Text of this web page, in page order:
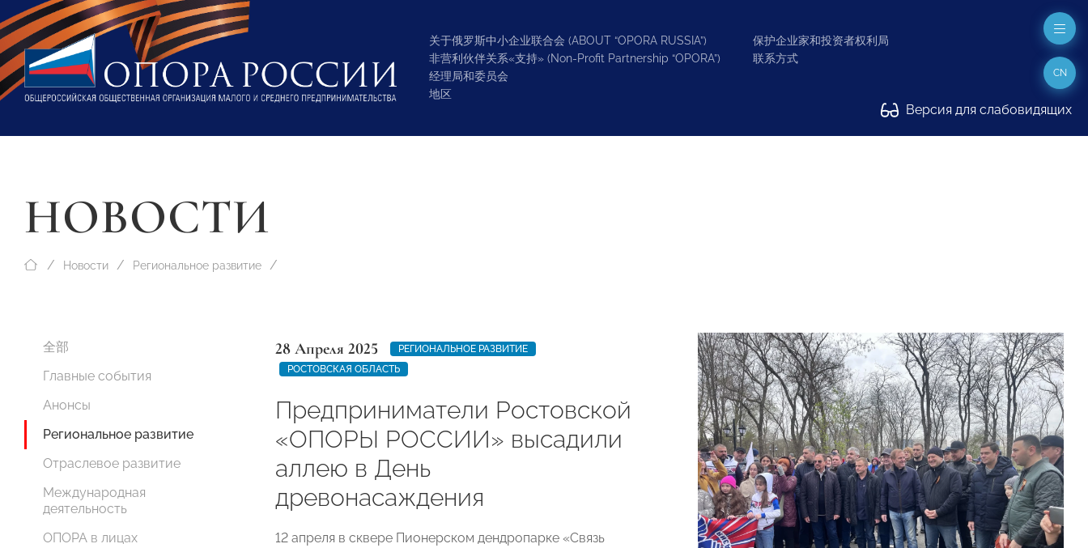
关于俄罗斯中小企业联合会 (ABOUT “OPORA RUSSIA”)
非营利伙伴关系«支持» (Non-Profit Partnership “OPORA”)
经理局和委员会
地区
保护企业家和投资者权利局
联系方式
Версия для слабовидящих
CN
НОВОСТИ
Новости Региональное развитие
全部
Главные события
Анонсы
Региональное развитие
Отраслевое развитие
Международная
деятельность
ОПОРА в лицах
28 Апреля 2025
РЕГИОНАЛЬНОЕ РАЗВИТИЕ
РОСТОВСКАЯ ОБЛАСТЬ
Предприниматели Ростовской
«ОПОРЫ РОССИИ» высадили
аллею в День
древонасаждения
12 апреля в сквере Пионерском дендропарке «Связь